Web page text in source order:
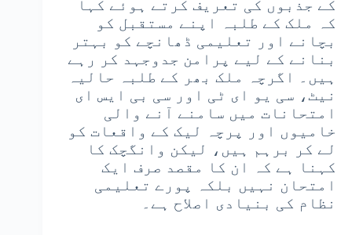
کے جذبوں کی تعریف کرتے ہوئے کہا
کہ ملک کے طلبہ اپنے مستقبل کو
بچانے اور تعلیمی ڈھانچے کو بہتر
بنانے کے لیے پرامن جدوجہد کر رہے
ہیں۔ اگرچہ ملک بھر کے طلبہ حالیہ
نیٹ، سی یو ای ٹی اور سی بی ایس ای
امتحانات میں سامنے آنے والی
خامیوں اور پرچہ لیک کے واقعات کو
لے کر برہم ہیں، لیکن وانگچک کا
کہنا ہے کہ ان کا مقصد صرف ایک
امتحان نہیں بلکہ پورے تعلیمی
نظام کی بنیادی اصلاح ہے۔